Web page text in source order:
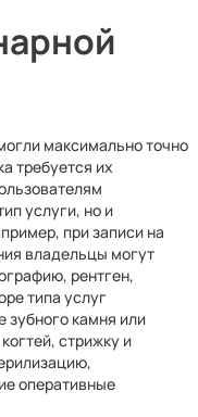
максимально точно
требуется их
услуги, но и
при записи на
владельцы могут
рентген,
типа услуг
зубного камня или
стрижку и
оперативные